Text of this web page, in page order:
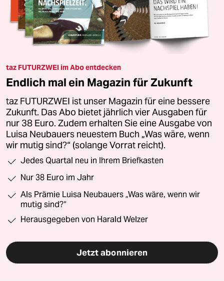
taz FUTURZWEI im Abo entdecken
Endlich mal ein Magazin für Zukunft
taz FUTURZWEI ist unser Magazin für eine bessere
Zukunft. Das Abo bietet jährlich vier Ausgaben für
nur 38 Euro. Zudem erhalten Sie eine Ausgabe von
Luisa Neubauers neuestem Buch „Was wäre, wenn
wir mutig sind?“ (solange Vorrat reicht).
Jedes Quartal neu in Ihrem Briefkasten
Nur 38 Euro im Jahr
Als Prämie Luisa Neubauers „Was wäre, wenn wir
mutig sind?“
Herausgegeben von Harald Welzer
Jetzt abonnieren